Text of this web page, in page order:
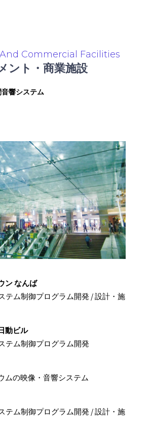
Commercial Facilities
ント・商業施設
音響システム
ン なんば
テム制御プログラム開発 / 設計・施
動ビル
テム制御プログラム開発
ムの映像・音響システム
テム制御プログラム開発 / 設計・施